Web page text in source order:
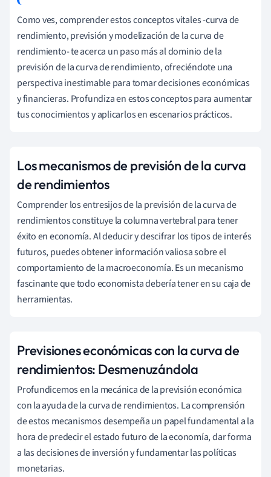
Como ves, comprender estos conceptos vitales -curva de
rendimiento, previsión y modelización de la curva de
rendimiento- te acerca un paso más al dominio de la
previsión de la curva de rendimiento, ofreciéndote una
perspectiva inestimable para tomar decisiones económicas
y financieras. Profundiza en estos conceptos para aumentar
tus conocimientos y aplicarlos en escenarios prácticos.
Los mecanismos de previsión de la curva
de rendimientos
Comprender los entresijos de la previsión de la curva de
rendimientos constituye la columna vertebral para tener
éxito en economía. Al deducir y descifrar los tipos de interés
futuros, puedes obtener información valiosa sobre el
comportamiento de la macroeconomía. Es un mecanismo
fascinante que todo economista debería tener en su caja de
herramientas.
Previsiones económicas con la curva de
rendimientos: Desmenuzándola
Profundicemos en la mecánica de la previsión económica
con la ayuda de la curva de rendimientos. La comprensión
de estos mecanismos desempeña un papel fundamental a la
hora de predecir el estado futuro de la economía, dar forma
a las decisiones de inversión y fundamentar las políticas
monetarias.